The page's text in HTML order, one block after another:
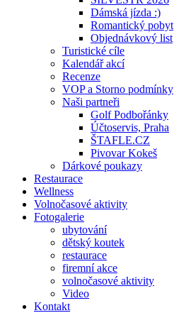
Dámská jízda :)
Romantický pobyt
Objednávkový list
Turistické cíle
Kalendář akcí
Recenze
VOP a Storno podmínky
Naši partneři
Golf Podbořánky
Účtoservis, Praha
ŠTAFLE.CZ
Pivovar Kokeš
Dárkové poukazy
Restaurace
Wellness
Volnočasové aktivity
Fotogalerie
ubytování
dětský koutek
restaurace
firemní akce
volnočasové aktivity
Video
Kontakt